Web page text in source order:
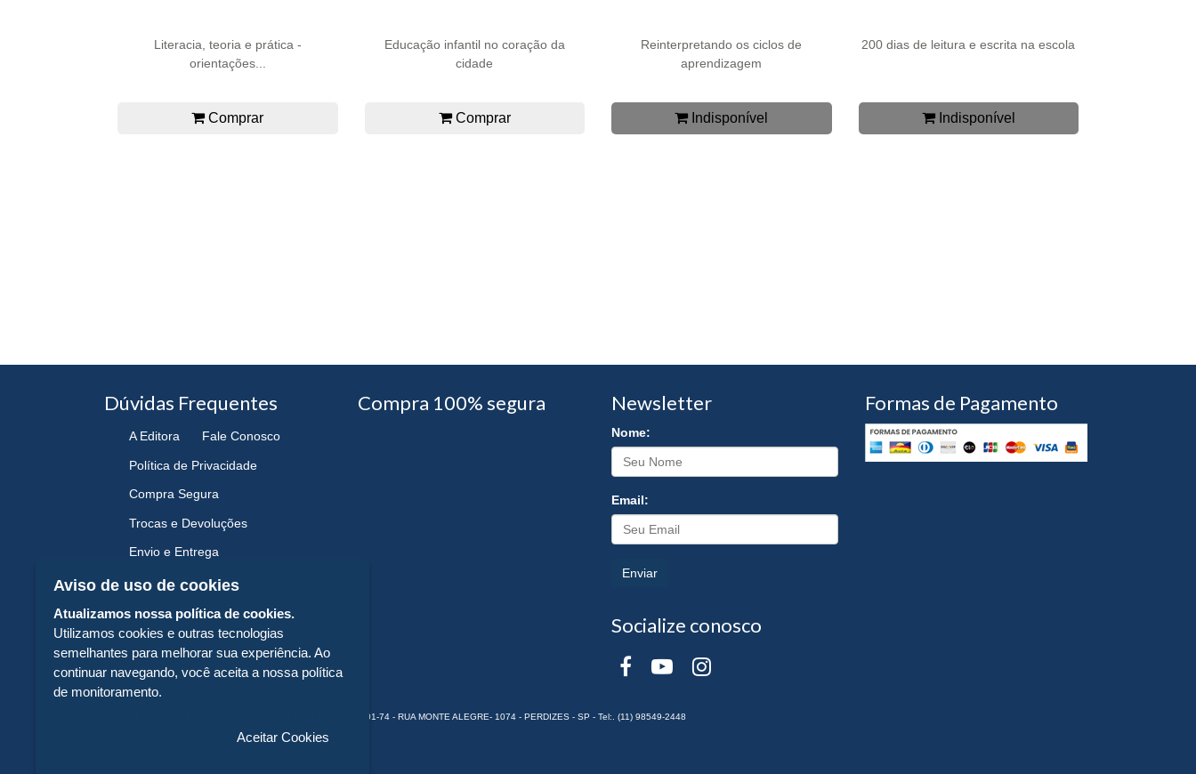
Literacia, teoria e prática -
orientações...
Comprar
Educação infantil no coração da
cidade
Comprar
Reinterpretando os ciclos de
aprendizagem
Indisponível
200 dias de leitura e escrita na escola
Indisponível
Dúvidas Frequentes
A Editora Fale Conosco
Política de Privacidade
Compra Segura
Trocas e Devoluções
Envio e Entrega
Navegando e Comprando
Compra 100% segura Newsletter
Nome:
Email:
Enviar
Socialize conosco
Formas de Pagamento
CORTEZ EDITORA E LIVRARIA LTDA - CNPJ n° 43.003.409/0001-74 - RUA MONTE ALEGRE- 1074 - PERDIZES - SP - Tel:. (11) 98549-2448
Aviso de uso de cookies
Atualizamos nossa política de cookies.
Utilizamos cookies e outras tecnologias
semelhantes para melhorar sua experiência. Ao
continuar navegando, você aceita a nossa política
de monitoramento.
Aceitar Cookies